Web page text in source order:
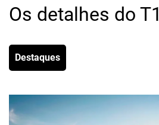
Os detalhes do T1
Destaques